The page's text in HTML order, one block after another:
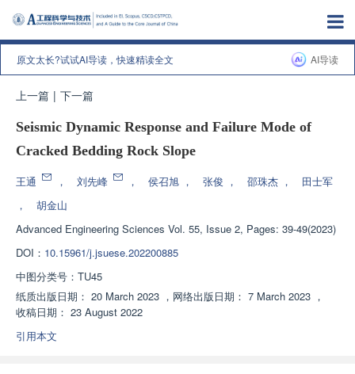
原文太长?试试AI导读，快速精读全文 AI导读
上一篇 | 下一篇
Seismic Dynamic Response and Failure Mode of
Cracked Bedding Rock Slope
王通 ， 刘先峰 ， 侯召旭 ， 张俊 ， 邵珠杰 ，
田士军
，
胡金山
Advanced Engineering Sciences Vol. 55, Issue 2, Pages: 39-49(2023)
DOI： 10.15961/j.jsuese.202200885
中图分类号： TU45
纸质出版日期： 20 March 2023 ， 网络出版日期： 7 March 2023 ，
收稿日期： 23 August 2022
引用本文